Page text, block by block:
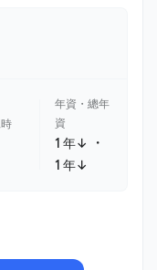
年資・總年
資
1 年↓ ・
1 年↓